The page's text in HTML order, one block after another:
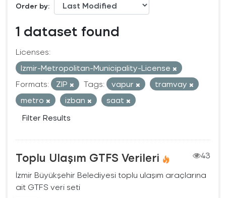
Order by
1 dataset found
Licenses:
Izmir-Metropolitan-Municipality-License
Formats:
ZIP Tags: vapur
tramvay
metro
izban
saat
Filter Results
Toplu Ulaşım GTFS Verileri
43
İzmir Büyükşehir Belediyesi toplu ulaşım araçlarına
ait GTFS veri seti